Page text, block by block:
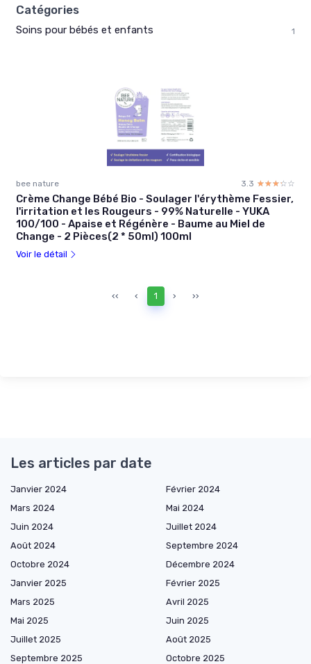
Catégories
Soins pour bébés et enfants 1
bee nature 3.3 ☆☆☆☆☆
★★★★★
Crème Change Bébé Bio - Soulager l'érythème Fessier,
l'irritation et les Rougeurs - 99% Naturelle - YUKA
100/100 - Apaise et Régénère - Baume au Miel de
Change - 2 Pièces(2 * 50ml) 100ml
Voir le détail
‹‹ ‹ 1 › ››
Les articles par date
Janvier 2024
Février 2024
Mars 2024
Mai 2024
Juin 2024
Juillet 2024
Août 2024
Septembre 2024
Octobre 2024
Décembre 2024
Janvier 2025
Février 2025
Mars 2025
Avril 2025
Mai 2025
Juin 2025
Juillet 2025
Août 2025
Septembre 2025
Octobre 2025